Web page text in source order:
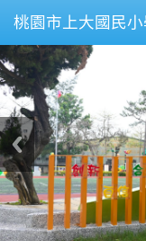
桃園市上大國民小